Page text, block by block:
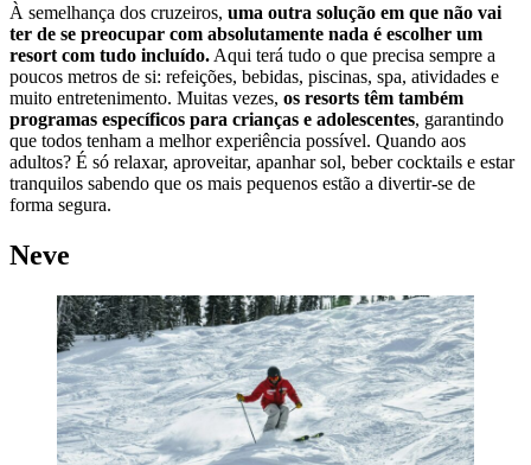
À semelhança dos cruzeiros, uma outra solução em que não vai
ter de se preocupar com absolutamente nada é escolher um
resort com tudo incluído. Aqui terá tudo o que precisa sempre a
poucos metros de si: refeições, bebidas, piscinas, spa, atividades e
muito entretenimento. Muitas vezes, os resorts têm também
programas específicos para crianças e adolescentes, garantindo
que todos tenham a melhor experiência possível. Quando aos
adultos? É só relaxar, aproveitar, apanhar sol, beber cocktails e estar
tranquilos sabendo que os mais pequenos estão a divertir-se de
forma segura.
Neve